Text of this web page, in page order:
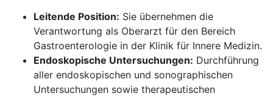
Leitende Position: Sie übernehmen die
Verantwortung als Oberarzt für den Bereich
Gastroenterologie in der Klinik für Innere Medizin.
Endoskopische Untersuchungen: Durchführung
aller endoskopischen und sonographischen
Untersuchungen sowie therapeutischen